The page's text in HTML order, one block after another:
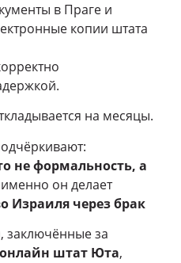
в Праге и
копии штата
на месяцы.
не формальность, а
он делает
Израиля через брак
заключённые за
штат Юта,